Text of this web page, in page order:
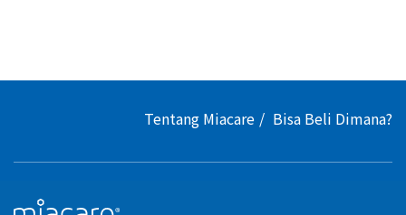
Tentang Miacare Bisa Beli Dimana?